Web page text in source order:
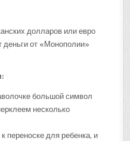
долларов или евро
деньги от «Монополии»
большой символ
несколько
переноске для ребенка, и